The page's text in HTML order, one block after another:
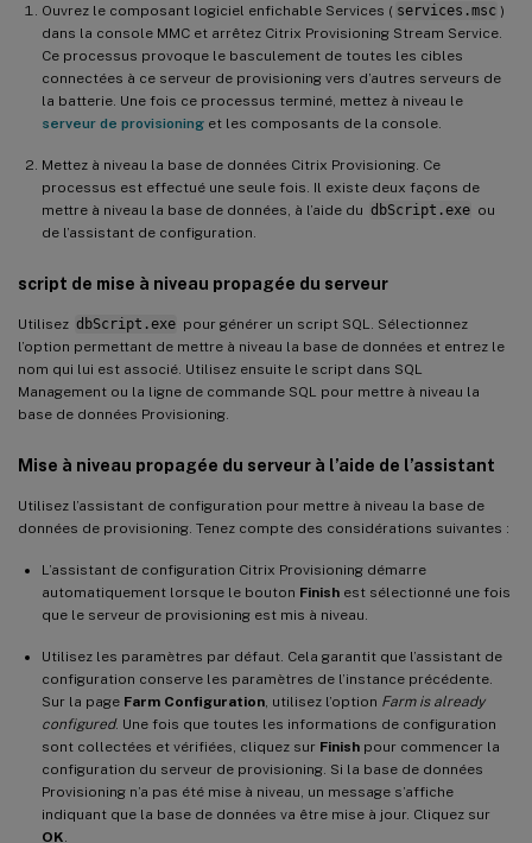
Ouvrez le composant logiciel enfichable Services ( services.msc )
dans la console MMC et arrêtez Citrix Provisioning Stream Service.
Ce processus provoque le basculement de toutes les cibles
connectées à ce serveur de provisioning vers d’autres serveurs de
la batterie. Une fois ce processus terminé, mettez à niveau le
serveur de provisioning et les composants de la console.
Mettez à niveau la base de données Citrix Provisioning. Ce
processus est effectué une seule fois. Il existe deux façons de
mettre à niveau la base de données, à l’aide du dbScript.exe ou
de l’assistant de configuration.
script de mise à niveau propagée du serveur
Utilisez dbScript.exe pour générer un script SQL. Sélectionnez
l’option permettant de mettre à niveau la base de données et entrez le
nom qui lui est associé. Utilisez ensuite le script dans SQL
Management ou la ligne de commande SQL pour mettre à niveau la
base de données Provisioning.
Mise à niveau propagée du serveur à l’aide de l’assistant
Utilisez l’assistant de configuration pour mettre à niveau la base de
données de provisioning. Tenez compte des considérations suivantes :
L’assistant de configuration Citrix Provisioning démarre
automatiquement lorsque le bouton Finish est sélectionné une fois
que le serveur de provisioning est mis à niveau.
Utilisez les paramètres par défaut. Cela garantit que l’assistant de
configuration conserve les paramètres de l’instance précédente.
Sur la page Farm Configuration , utilisez l’option Farm is already
configured. Une fois que toutes les informations de configuration
sont collectées et vérifiées, cliquez sur Finish pour commencer la
configuration du serveur de provisioning. Si la base de données
Provisioning n’a pas été mise à niveau, un message s’affiche
indiquant que la base de données va être mise à jour. Cliquez sur
OK